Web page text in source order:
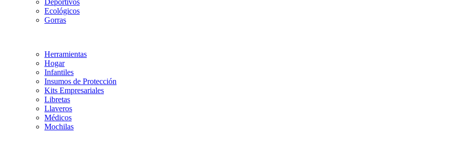
Deportivos
Ecológicos
Gorras
Herramientas
Hogar
Infantiles
Insumos de Protección
Kits Empresariales
Libretas
Llaveros
Médicos
Mochilas